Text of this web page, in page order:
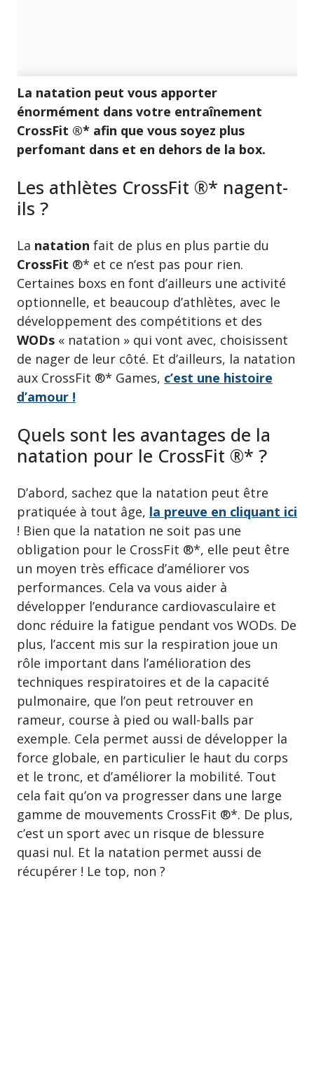
La natation peut vous apporter
énormément dans votre entraînement
CrossFit ®* afin que vous soyez plus
perfomant dans et en dehors de la box.
Les athlètes CrossFit ®* nagent-
ils ?
La natation fait de plus en plus partie du
CrossFit ®* et ce n’est pas pour rien.
Certaines boxs en font d’ailleurs une activité
optionnelle, et beaucoup d’athlètes, avec le
développement des compétitions et des
WODs « natation » qui vont avec, choisissent
de nager de leur côté. Et d’ailleurs, la natation
aux CrossFit ®* Games, c’est une histoire
d’amour !
Quels sont les avantages de la
natation pour le CrossFit ®* ?
D’abord, sachez que la natation peut être
pratiquée à tout âge, la preuve en cliquant ici
! Bien que la natation ne soit pas une
obligation pour le CrossFit ®*, elle peut être
un moyen très efficace d’améliorer vos
performances. Cela va vous aider à
développer l’endurance cardiovasculaire et
donc réduire la fatigue pendant vos WODs. De
plus, l’accent mis sur la respiration joue un
rôle important dans l’amélioration des
techniques respiratoires et de la capacité
pulmonaire, que l’on peut retrouver en
rameur, course à pied ou wall-balls par
exemple. Cela permet aussi de développer la
force globale, en particulier le haut du corps
et le tronc, et d’améliorer la mobilité. Tout
cela fait qu’on va progresser dans une large
gamme de mouvements CrossFit ®*. De plus,
c’est un sport avec un risque de blessure
quasi nul. Et la natation permet aussi de
récupérer ! Le top, non ?